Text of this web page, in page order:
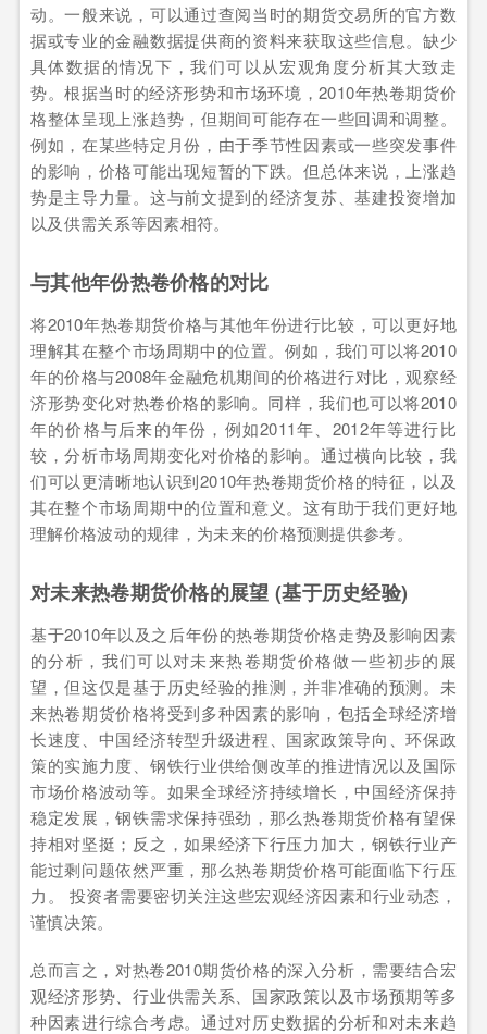
动。一般来说，可以通过查阅当时的期货交易所的官方数
据或专业的金融数据提供商的资料来获取这些信息。缺少
具体数据的情况下，我们可以从宏观角度分析其大致走
势。根据当时的经济形势和市场环境，2010年热卷期货价
格整体呈现上涨趋势，但期间可能存在一些回调和调整。
例如，在某些特定月份，由于季节性因素或一些突发事件
的影响，价格可能出现短暂的下跌。但总体来说，上涨趋
势是主导力量。这与前文提到的经济复苏、基建投资增加
以及供需关系等因素相符。
与其他年份热卷价格的对比
将2010年热卷期货价格与其他年份进行比较，可以更好地
理解其在整个市场周期中的位置。例如，我们可以将2010
年的价格与2008年金融危机期间的价格进行对比，观察经
济形势变化对热卷价格的影响。同样，我们也可以将2010
年的价格与后来的年份，例如2011年、2012年等进行比
较，分析市场周期变化对价格的影响。通过横向比较，我
们可以更清晰地认识到2010年热卷期货价格的特征，以及
其在整个市场周期中的位置和意义。这有助于我们更好地
理解价格波动的规律，为未来的价格预测提供参考。
对未来热卷期货价格的展望 (基于历史经验)
基于2010年以及之后年份的热卷期货价格走势及影响因素
的分析，我们可以对未来热卷期货价格做一些初步的展
望，但这仅是基于历史经验的推测，并非准确的预测。未
来热卷期货价格将受到多种因素的影响，包括全球经济增
长速度、中国经济转型升级进程、国家政策导向、环保政
策的实施力度、钢铁行业供给侧改革的推进情况以及国际
市场价格波动等。如果全球经济持续增长，中国经济保持
稳定发展，钢铁需求保持强劲，那么热卷期货价格有望保
持相对坚挺；反之，如果经济下行压力加大，钢铁行业产
能过剩问题依然严重，那么热卷期货价格可能面临下行压
力。 投资者需要密切关注这些宏观经济因素和行业动态，
谨慎决策。
总而言之，对热卷2010期货价格的深入分析，需要结合宏
观经济形势、行业供需关系、国家政策以及市场预期等多
种因素进行综合考虑。通过对历史数据的分析和对未来趋